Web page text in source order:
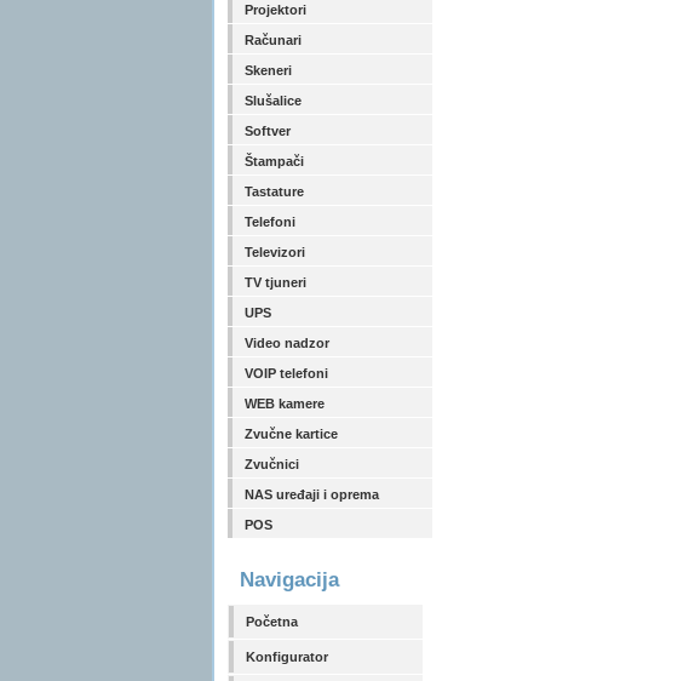
Projektori
Računari
Skeneri
Slušalice
Softver
Štampači
Tastature
Telefoni
Televizori
TV tjuneri
UPS
Video nadzor
VOIP telefoni
WEB kamere
Zvučne kartice
Zvučnici
NAS uređaji i oprema
POS
Navigacija
Početna
Konfigurator